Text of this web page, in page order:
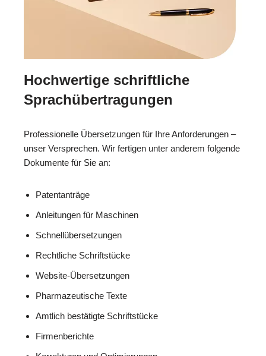
Hochwertige schriftliche
Sprachübertragungen
Professionelle Übersetzungen für Ihre Anforderungen –
unser Versprechen. Wir fertigen unter anderem folgende
Dokumente für Sie an:
Patentanträge
Anleitungen für Maschinen
Schnellübersetzungen
Rechtliche Schriftstücke
Website-Übersetzungen
Pharmazeutische Texte
Amtlich bestätigte Schriftstücke
Firmenberichte